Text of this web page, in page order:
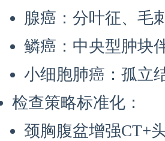
腺癌：分叶征、毛
鳞癌：中央型肿块
小细胞肺癌：孤立
检查策略标准化：
颈胸腹盆增强CT+